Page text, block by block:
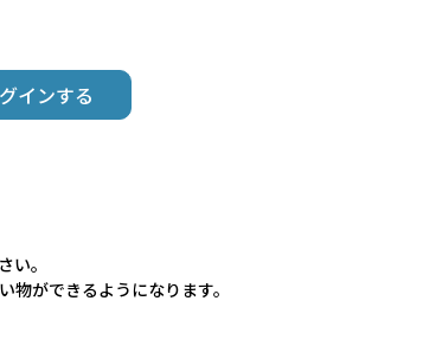
い。
ができるようになります。